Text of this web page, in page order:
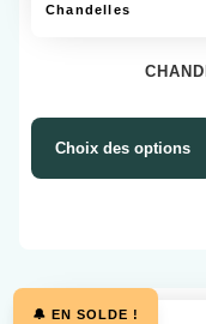
Chandelles
Choix des options
🔔 EN SOLDE !